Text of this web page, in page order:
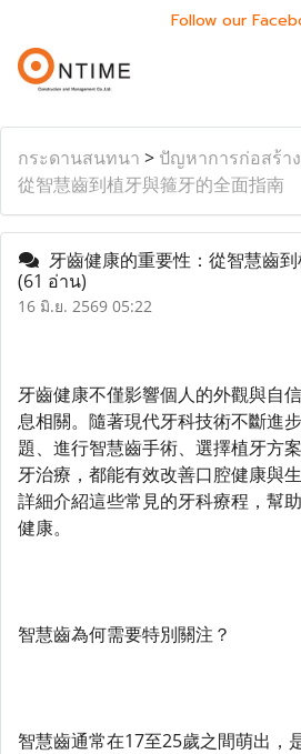
Follow our
กระดานสนทนา > ปัญหาการก่อสร้าง
從智慧齒到植牙與箍牙的全面指南
牙齒健康的重要性：從智慧齒
(61 อ่าน)
16 มิ.ย. 2569 05:22
牙齒健康不僅影響個人的外觀與自
息相關。隨著現代牙科技術不斷進
題、進行智慧齒手術、選擇植牙方
牙治療，都能有效改善口腔健康與
詳細介紹這些常見的牙科療程，幫
健康。
智慧齒為何需要特別關注？
智慧齒通常在17至25歲之間萌出，